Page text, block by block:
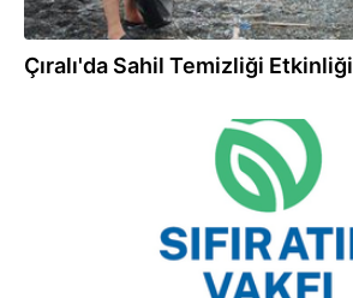
Çıralı'da Sahil Temizliği Etkinliği